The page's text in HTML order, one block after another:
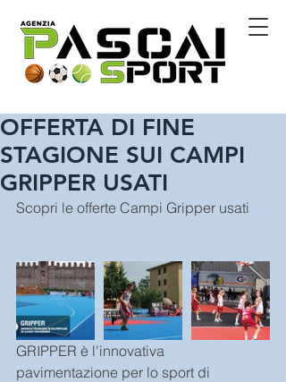
OFFERTA DI FINE
STAGIONE SUI CAMPI
GRIPPER USATI
Scopri le offerte Campi Gripper usati
GRIPPER è l'innovativa
pavimentazione per lo sport di